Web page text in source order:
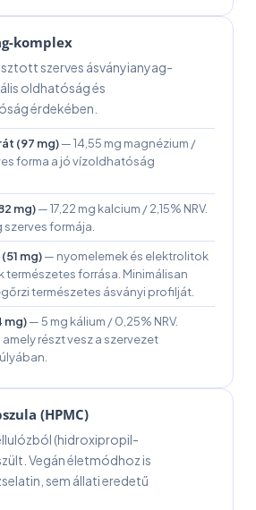
komplex
szerves ásványianyag-
oldhatóság és
érdekében.
(97 mg)— 14,55 mg magnézium /
forma a jó vízoldhatóság
mg)— 17,22 mg kalcium / 2,15% NRV.
formája.
mg)— nyomelemek és elektrolitok
természetes forrása. Minimálisan
természetes ásványi profilját.
mg)— 5 mg kálium / 0,25% NRV.
részt vesz a szervezet
(HPMC)
(hidroxipropil-
Vegán életmódhoz is
sem állati eredetű